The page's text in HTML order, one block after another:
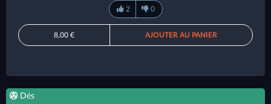
2 0
8,00 € AJOUTER AU PANIER
Dés